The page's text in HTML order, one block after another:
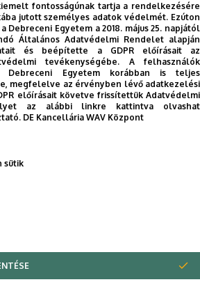
igénylése a DE
|Külső személyek rögzítése a
|Súgó|Hibabejelentés
Szerzői jog © 2026 Unideb
fontosságúnak tartja a rendelkezésére
jutott személyes adatok védelmét. Ezúton
Debreceni Egyetem a 2018. május 25. napjától
Általános Adatvédelmi Rendelet alapján
és beépítette a GDPR előírásait az
tevékenységébe. A felhasználók
Debreceni Egyetem korábban is teljes
megfelelve az érvényben lévő adatkezelési
előírásait követve frissítettük Adatvédelmi
az alábbi linkre kattintva olvashat
DE Kancellária WAV Központ
sütik